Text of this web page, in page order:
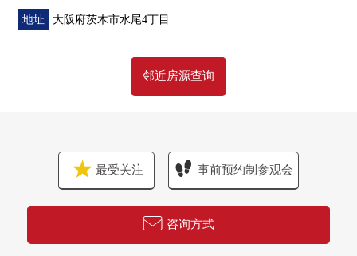
地址 大阪府茨木市水尾4丁目
邻近房源查询
最受关注 事前预约制参观会
咨询方式